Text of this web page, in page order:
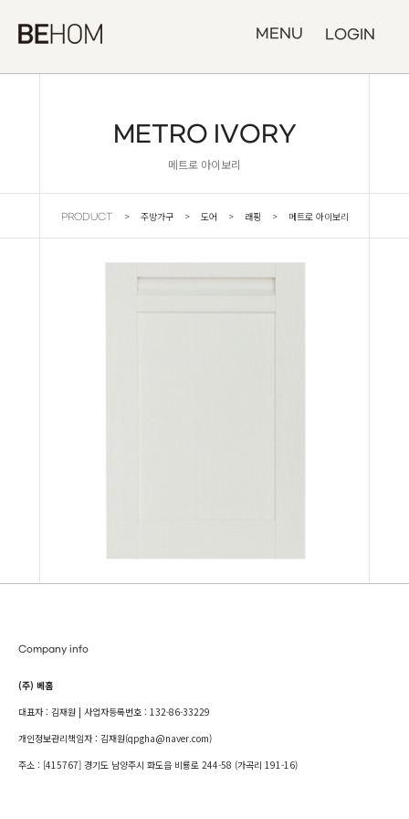
MENU LOGIN
METRO IVORY
메트로 아이보리
PRODUCT > 주방가구 > 도어 > 래핑 > 메트로 아이보리
Company info
(주) 베홈
대표자 : 김재원 | 사업자등록번호 : 132-86-33229
개인정보관리책임자 : 김재원(qpgha@naver.com)
주소 : [415767] 경기도 남양주시 화도읍 비룡로 244-58 (가곡리 191-16)